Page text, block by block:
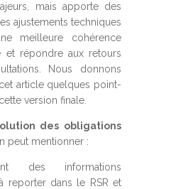
mais apporte des
ajustements techniques
meilleure cohérence
et répondre aux retours
Nous donnons
article quelques point-
version finale.
des obligations
peut mentionner :
des informations
reporter dans le RSR et